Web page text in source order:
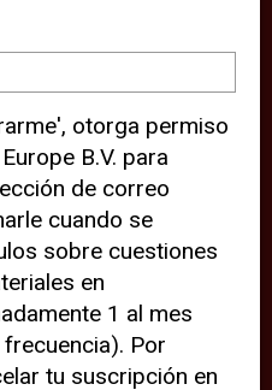
ofreciéndole
Estas
definen
y pueden
en
en “Aceptar”,
acuerdo con el
y de
una experiencia
sitio web. Si
otorga permiso
B.V. para
de correo
cuando se
sobre cuestiones
en
1 al mes
Por
tu suscripción en